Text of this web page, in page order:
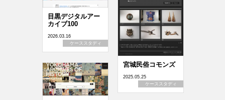
目黒デジタルアー
カイブ100
2026.03.16
ケーススタディ
宮城民俗コモンズ
2025.05.25
ケーススタディ